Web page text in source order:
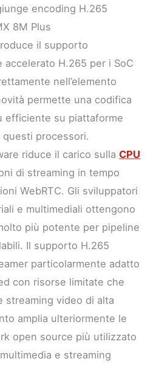
encoding H.265
8M Plus
il supporto
accelerato H.265 per i SoC
nell’elemento
permette una codifica
efficiente su piattaforme
processori.
riduce il carico sullaCPU
di streaming in tempo
WebRTC. Gli sviluppatori
e multimediali ottengono
più potente per pipeline
Il supporto H.265
particolarmente adatto
con risorse limitate che
streaming video di alta
amplia ulteriormente le
open source più utilizzato
e streaming